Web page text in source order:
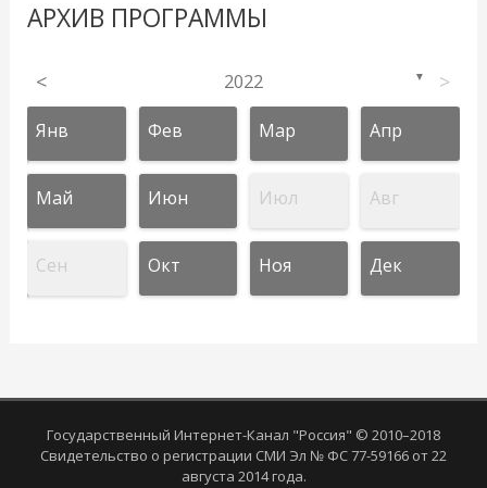
АРХИВ ПРОГРАММЫ
< 2022 ▼ >
Янв Фев Мар Апр
Май Июн Июл Авг
Сен Окт Ноя Дек
Государственный Интернет-Канал "Россия" © 2010–2018
Свидетельство о регистрации СМИ Эл № ФС 77-59166 от 22
августа 2014 года.